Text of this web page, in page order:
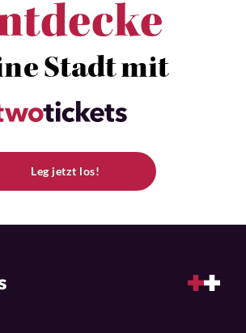
Stadt mit
Leg jetzt los!